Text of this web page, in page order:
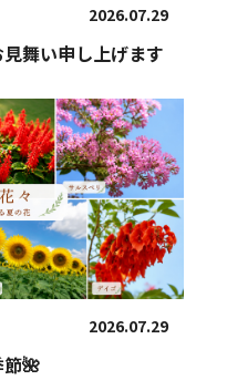
2026.07.29
舞い申し上げます
2026.07.29
🌺